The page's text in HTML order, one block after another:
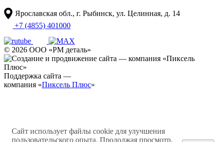
Ярославская обл., г. Рыбинск, ул. Целинная, д. 14
+7 (4855) 401000
© 2026 ООО «РМ деталь»
Поддержка сайта —
компания «Пиксель Плюс»
Сайт использует файлы cookie для улучшения
пользовательского опыта. Продолжая просмотр,